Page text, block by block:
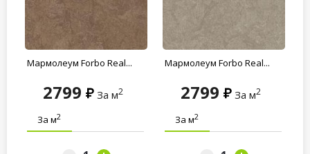
Мармолеум Forbo Real...
2799 За м2
За м2
Мармолеум Forbo Real...
2799 За м2
За м2